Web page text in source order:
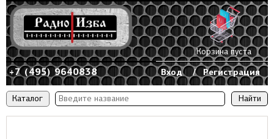
Каталог
+7 (495) 9640838 Вход / Регистрация
Корзина пуста